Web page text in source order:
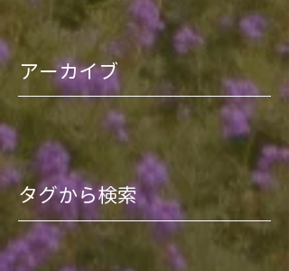
アーカイブ
タグから検索